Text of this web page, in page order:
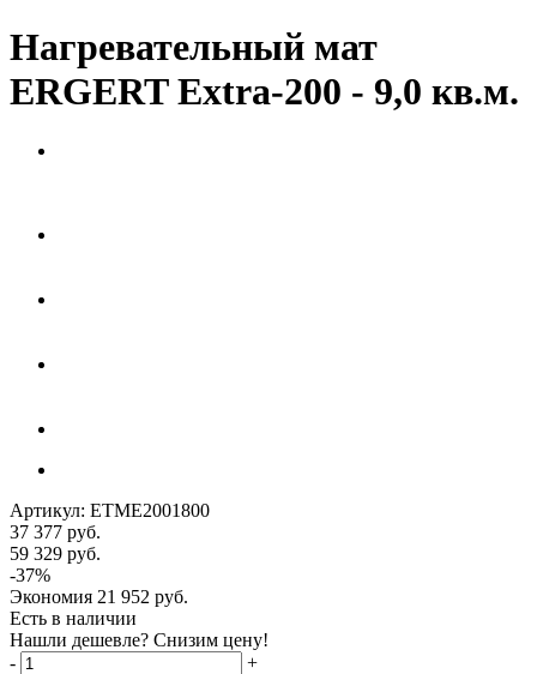
Нагревательный мат
ERGERT Extra-200 - 9,0 кв.м.
Артикул: ETME2001800
37 377 руб.
59 329 руб.
-37%
Экономия 21 952 руб.
Есть в наличии
Нашли дешевле? Снизим цену!
-
+